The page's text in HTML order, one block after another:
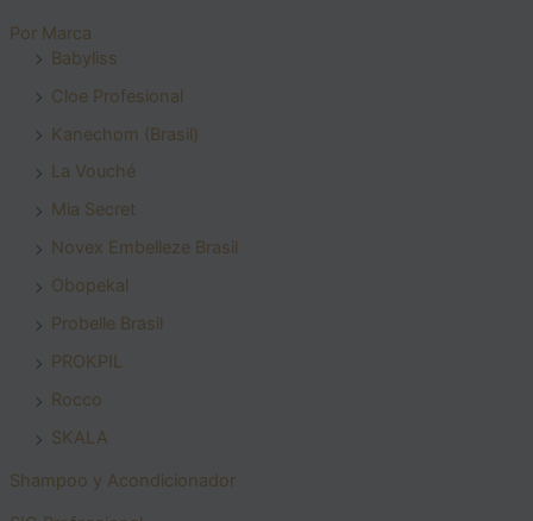
Por Marca
Babyliss
Cloe Profesional
Kanechom (Brasil)
La Vouché
Mia Secret
Novex Embelleze Brasil
Obopekal
Probelle Brasil
PROKPIL
Rocco
SKALA
Shampoo y Acondicionador